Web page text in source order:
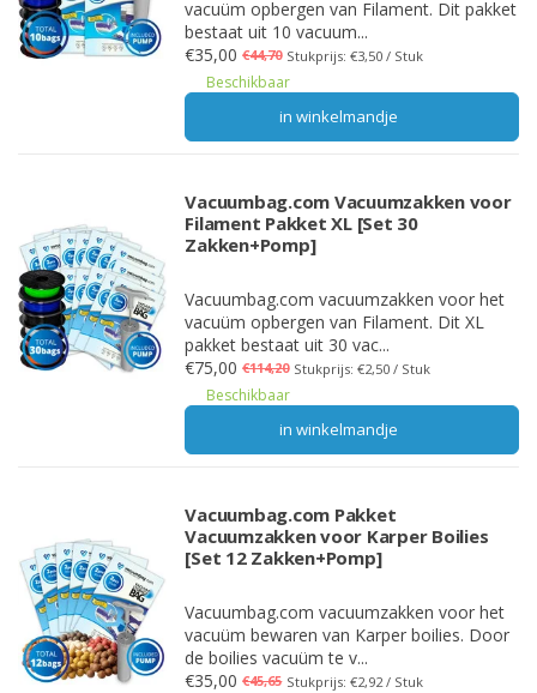
vacuüm opbergen van Filament. Dit pakket
bestaat uit 10 vacuum...
€35,00 €44,70 Stukprijs: €3,50 / Stuk
Beschikbaar
in winkelmandje
Vacuumbag.com Vacuumzakken voor
Filament Pakket XL [Set 30
Zakken+Pomp]
Vacuumbag.com vacuumzakken voor het
vacuüm opbergen van Filament. Dit XL
pakket bestaat uit 30 vac...
€75,00 €114,20 Stukprijs: €2,50 / Stuk
Beschikbaar
in winkelmandje
Vacuumbag.com Pakket
Vacuumzakken voor Karper Boilies
[Set 12 Zakken+Pomp]
Vacuumbag.com vacuumzakken voor het
vacuüm bewaren van Karper boilies. Door
de boilies vacuüm te v...
€35,00 €45,65 Stukprijs: €2,92 / Stuk